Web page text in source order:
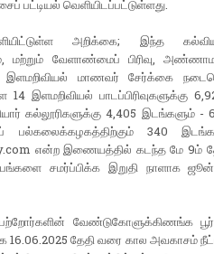
பட்டியல் வெளியிடப்பட்டுள்ளது.
அறிக்கை; இந்த
மற்றும் வேளாண்மைப் பிரிவு,
மாணவர் சேர்க்கை
இளமறிவியல் பாடப்பிரிவுகளுக்கு
கல்லூரிகளுக்கு 4,405 இடங்களும்
பல்கலைக்கழகத்திற்கும் 340
என்ற இணையத்தில் கடந்த மே 9ம்
சமர்ப்பிக்க இறுதி நாளாக
வேண்டுகோளுக்கிணங்க
16.06.2025 தேதி வரை கால அவகாசம்